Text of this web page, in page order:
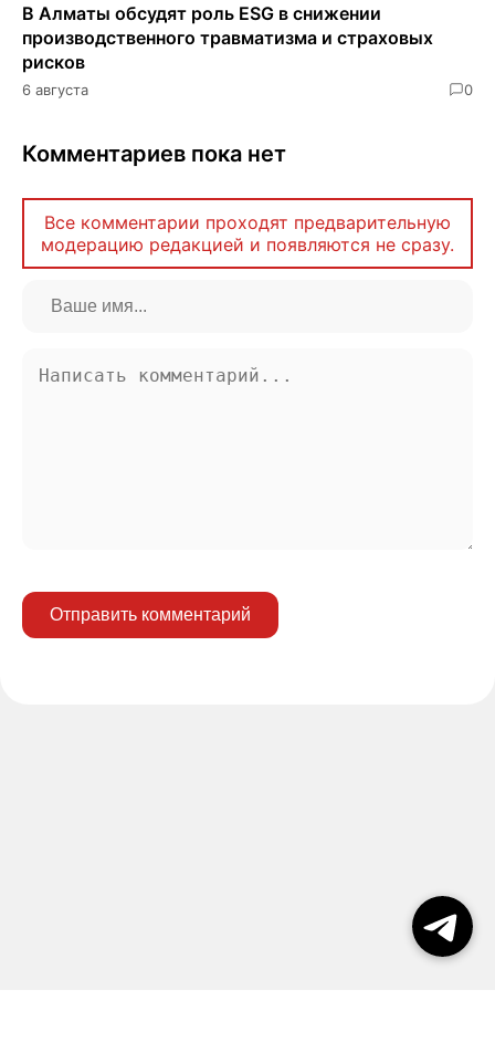
В Алматы обсудят роль ESG в снижении
производственного травматизма и страховых
рисков
6 августа 0
Комментариев пока нет
Все комментарии проходят предварительную
модерацию редакцией и появляются не сразу.
Отправить комментарий